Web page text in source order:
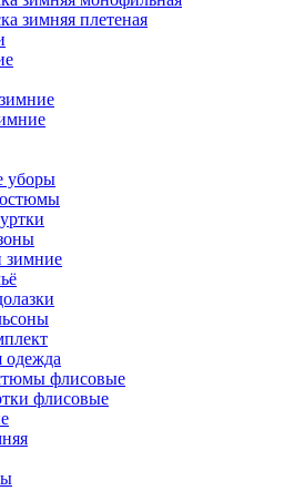
зимняя плетеная
уборы
зимние
одежда
флисовые
флисовые